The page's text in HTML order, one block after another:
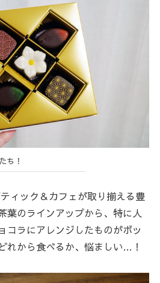
ち！
ィック＆カフェが取り揃える豊
葉のラインアップから、特に人
コラにアレンジしたものがボッ
れから食べるか、悩ましい…！